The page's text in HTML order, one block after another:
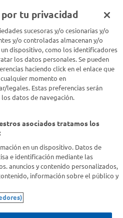
con nosotros acá
tu privacidad
sucesoras y/o cesionarias y/o
y/o controladas almacenan y/o
dispositivo, como los identificadores
los datos personales. Se pueden
haciendo click en el enlace que
momento en
legales. Estas preferencias serán
datos de navegación.
asociados tratamos los
en un dispositivo. Datos de
e identificación mediante las
anuncios y contenido personalizados,
información sobre el público y